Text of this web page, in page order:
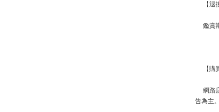
    網路店所售出的商品僅可在網路店進行退換貨服務，將無法在全國佳瑪實體門市進行退換貨、退款服務。若與實體門市價格不同時，請以網站公
告為主